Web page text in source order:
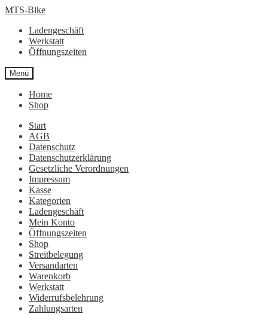
Zur
springen
Zum
springen
MTS-Bike
Ladengeschäft
Werkstatt
Öffnungszeiten
Menü
Home
Shop
Start
AGB
Datenschutz
Datenschutzerklärung
Gesetzliche Verordnungen
Impressum
Kasse
Kategorien
Ladengeschäft
Mein Konto
Öffnungszeiten
Shop
Streitbelegung
Versandarten
Warenkorb
Werkstatt
Widerrufsbelehrung
Zahlungsarten